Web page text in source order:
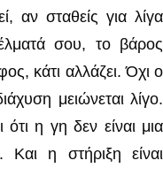
αν σταθείς για λίγα
σου, το βάρος
κάτι αλλάζει. Όχι ο
μειώνεται λίγο.
η γη δεν είναι μια
Και η στήριξη είναι